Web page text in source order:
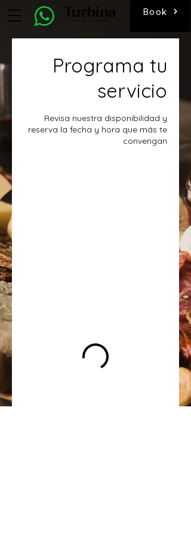
Book
Programa tu
servicio
Revisa nuestra disponibilidad y
reserva la fecha y hora que más te
convengan